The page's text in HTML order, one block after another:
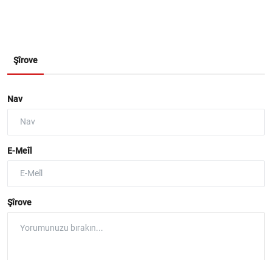
Şîrove
Nav
E-Meîl
Şîrove